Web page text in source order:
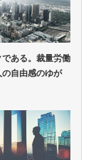
ある。裁量労働
自由感のゆが